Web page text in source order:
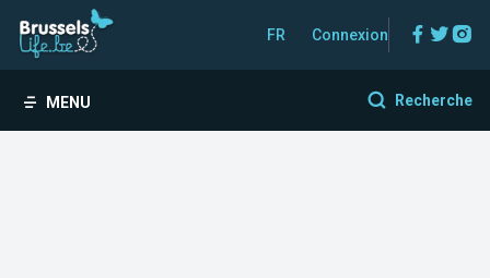
FR Connexion
MENU Recherche